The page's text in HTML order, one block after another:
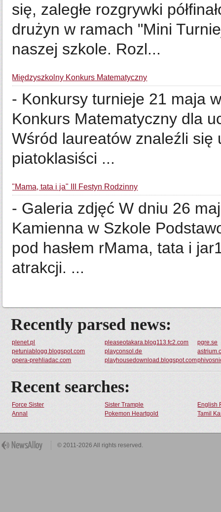
się, zaległe rozgrywki
drużyn w ramach "Mini
naszej szkole. Rozl...
Międzyszkolny Konkurs Matematyczny
- Konkursy turnieje 21 maja
Konkurs Matematyczny dla
Wśród laureatów znaleźli się
piatoklasiści ...
"Mama, tata i ja" III Festyn Rodzinny
- Galeria zdjęć W dniu 26
Kamienna w Szkole
pod hasłem rMama, tata i
atrakcji. ...
Recently parsed news:
plenet.pl pleaseotakara.blog113.fc2.com
pgre.se
petuniablogg.blogspot.com
playconsol.de
opera-prehliadac.com
playhousedownload.blogspot.com
Recent searches:
Force Sister Sister Trample
English
Annal
Pokemon Heartgold Tamil
© 2011-2026 All rights reserved.